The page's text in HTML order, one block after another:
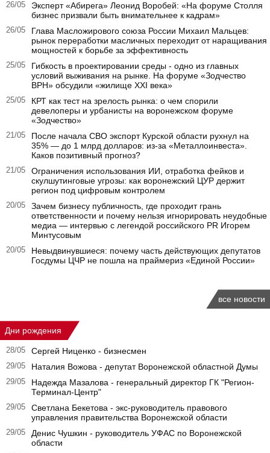
26/05
Эксперт «Абирега» Леонид Воробей: «На форуме Столля
бизнес призвали быть внимательнее к кадрам»
26/05
Глава Масложирового союза России Михаил Мальцев:
рынок переработки масличных переходит от наращивания
мощностей к борьбе за эффективность
25/05
Гибкость в проектировании среды - одно из главных
условий выживания на рынке. На форуме «Зодчество
ВРН» обсудили «жилище XXI века»
25/05
КРТ как тест на зрелость рынка: о чем спорили
девелоперы и урбанисты на воронежском форуме
«Зодчество»
21/05
После начала СВО экспорт Курской области рухнул на
35% — до 1 млрд долларов: из-за «Металлоинвеста».
Каков позитивный прогноз?
21/05
Ограничения использования ИИ, отработка фейков и
скулшутинговые угрозы: как воронежский ЦУР держит
регион под цифровым контролем
20/05
Зачем бизнесу публичность, где проходит грань
ответственности и почему нельзя игнорировать неудобные
медиа — интервью с легендой российского PR Игорем
Минтусовым
20/05
Невыдвинувшиеся: почему часть действующих депутатов
Госдумы ЦЧР не пошла на праймериз «Единой России»
все новости
Дни рождения
28/05 Сергей Ниценко - бизнесмен
29/05 Наталия Вожова - депутат Воронежской областной Думы
29/05
Надежда Мазалова - генеральный директор ГК "Регион-
Терминал-Центр"
29/05
Светлана Бекетова - экс-руководитель правового
управления правительства Воронежской области
29/05
Денис Чушкин - руководитель УФАС по Воронежской
области